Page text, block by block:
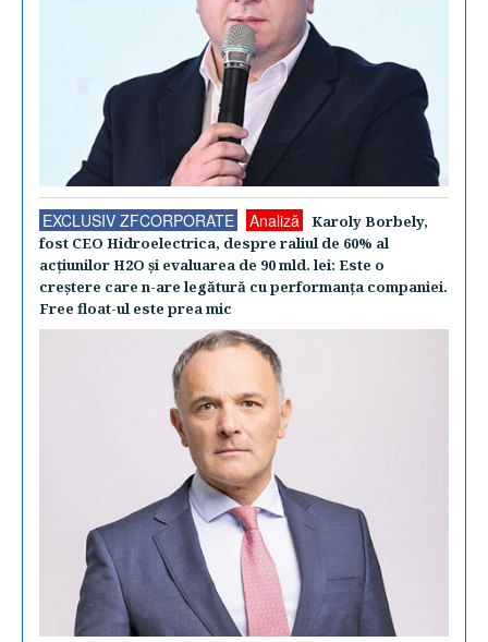
EXCLUSIV ZFCORPORATE Analiză
Karoly Borbely,
fost CEO Hidroelectrica, despre raliul de 60% al
acţiunilor H2O şi evaluarea de 90 mld. lei: Este o
creştere care n-are legătură cu performanţa companiei.
Free float-ul este prea mic